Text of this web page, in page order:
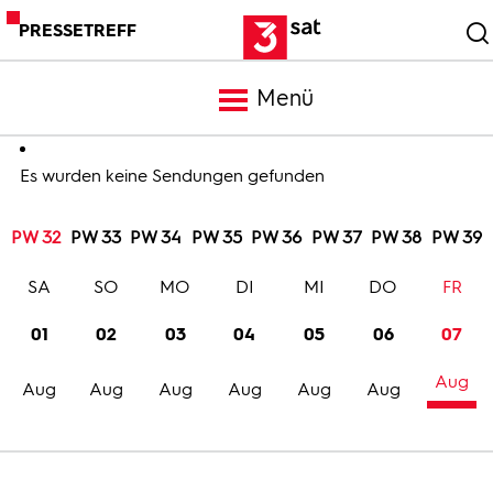
PRESSETREFF
Menü
Meldungen
Programm
Trailer
Bilder
Es wurden keine Sendungen gefunden
PW 32 PW 33 PW 34 PW 35 PW 36 PW 37 PW 38 PW 39
01
Aug
SA
02
Aug
SO
03
Aug
MO
04
Aug
DI
05
Aug
MI
06
Aug
DO
07
Aug
FR